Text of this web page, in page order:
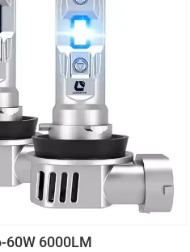
60W 6000LM